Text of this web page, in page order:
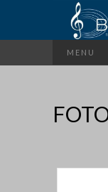
MENU